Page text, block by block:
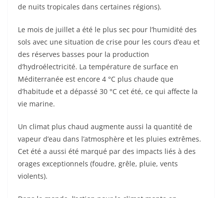
de nuits tropicales dans certaines régions).
Le mois de juillet a été le plus sec pour l’humidité des
sols avec une situation de crise pour les cours d’eau et
des réserves basses pour la production
d’hydroélectricité. La température de surface en
Méditerranée est encore 4 °C plus chaude que
d’habitude et a dépassé 30 °C cet été, ce qui affecte la
vie marine.
Un climat plus chaud augmente aussi la quantité de
vapeur d’eau dans l’atmosphère et les pluies extrêmes.
Cet été a aussi été marqué par des impacts liés à des
orages exceptionnels (foudre, grêle, pluie, vents
violents).